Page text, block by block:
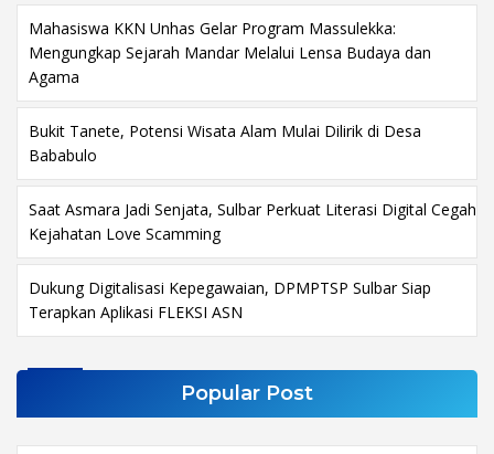
Mahasiswa KKN Unhas Gelar Program Massulekka:
Mengungkap Sejarah Mandar Melalui Lensa Budaya dan
Agama
Bukit Tanete, Potensi Wisata Alam Mulai Dilirik di Desa
Bababulo
Saat Asmara Jadi Senjata, Sulbar Perkuat Literasi Digital Cegah
Kejahatan Love Scamming
Dukung Digitalisasi Kepegawaian, DPMPTSP Sulbar Siap
Terapkan Aplikasi FLEKSI ASN
Popular Post